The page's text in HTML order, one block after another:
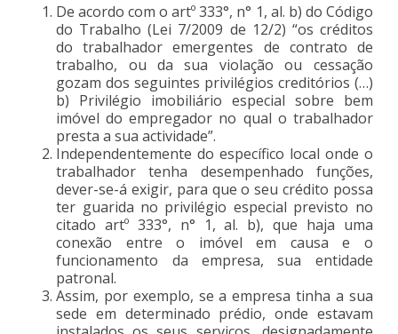
De acordo com o artº 333°, n° 1, al. b) do Código
do Trabalho (Lei 7/2009 de 12/2) “os créditos
do trabalhador emergentes de contrato de
trabalho, ou da sua violação ou cessação
gozam dos seguintes privilégios creditórios (…)
b) Privilégio imobiliário especial sobre bem
imóvel do empregador no qual o trabalhador
presta a sua actividade”.
Independentemente do específico local onde o
trabalhador tenha desempenhado funções,
dever-se-á exigir, para que o seu crédito possa
ter guarida no privilégio especial previsto no
citado artº 333°, n° 1, al. b), que haja uma
conexão entre o imóvel em causa e o
funcionamento da empresa, sua entidade
patronal.
Assim, por exemplo, se a empresa tinha a sua
sede em determinado prédio, onde estavam